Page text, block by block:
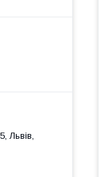
Львів,